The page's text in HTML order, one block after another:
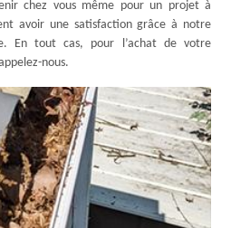
chez vous même pour un projet à
avoir une satisfaction grâce à notre
En tout cas, pour l’achat de votre
nous.